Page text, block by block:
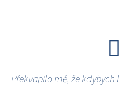
Překvapilo mě, že